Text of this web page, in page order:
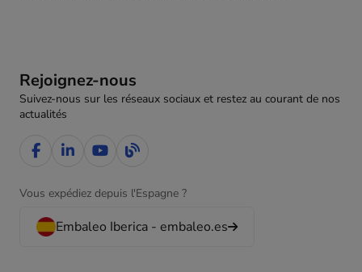
Rejoignez-nous
Suivez-nous sur les réseaux sociaux et restez au courant de nos
actualités
Vous expédiez depuis l'Espagne ?
Embaleo Iberica - embaleo.es